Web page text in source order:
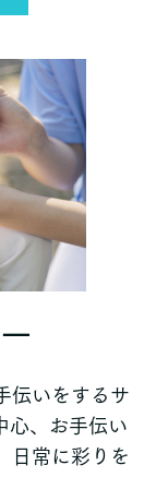
伝いをするサ
心、お手伝い
日常に彩りを